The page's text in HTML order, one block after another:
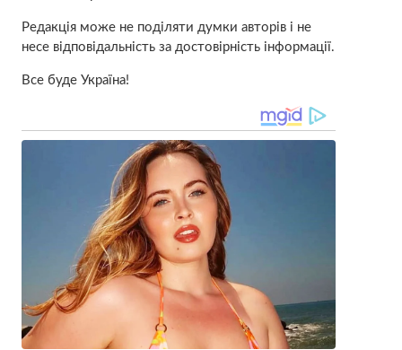
Редакція може не поділяти думки авторів і не
несе відповідальність за достовірність інформації.
Все буде Україна!